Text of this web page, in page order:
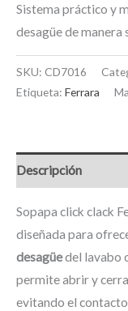
Sistema práctico y
desagüe de manera
SKU: CD7016
Etiqueta: Ferrara
Descripción
Sopapa click clack
diseñada para
desagüedel lavabo
permite abrir y
evitando el